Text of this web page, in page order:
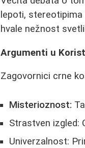
lepoti,
hvale nežnost
Argumenti u
Zagovornici crne
Misterioznost:
Strastven izgled:
Univerzalnost: